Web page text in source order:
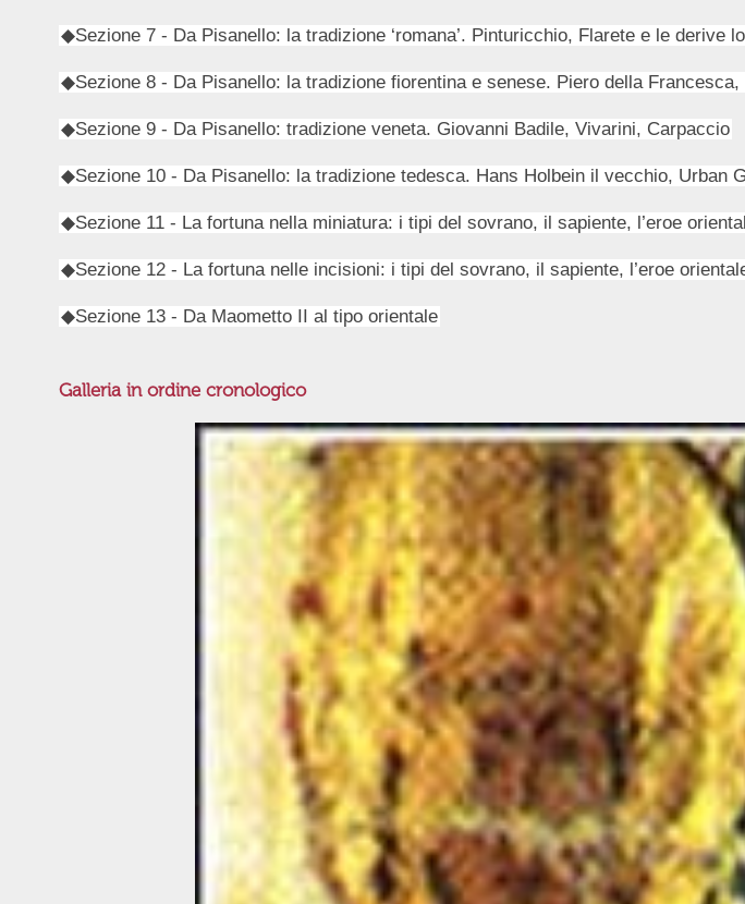
◆Sezione 7 - Da Pisanello: la tradizione ‘romana’. Pinturicchio, Flarete e le derive
◆Sezione 8 - Da Pisanello: la tradizione fiorentina e senese. Piero della Francesca,
◆Sezione 9 - Da Pisanello: tradizione veneta. Giovanni Badile, Vivarini, Carpaccio
◆Sezione 10 - Da Pisanello: la tradizione tedesca. Hans Holbein il vecchio, Urban
◆Sezione 11 - La fortuna nella miniatura: i tipi del sovrano, il sapiente, l’eroe
◆Sezione 12 - La fortuna nelle incisioni: i tipi del sovrano, il sapiente, l’eroe
◆Sezione 13 - Da Maometto II al tipo orientale
Galleria in ordine cronologico